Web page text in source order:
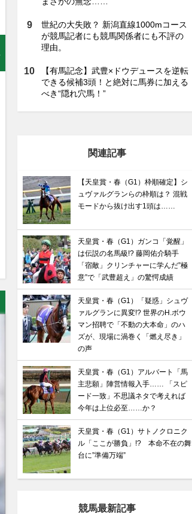
世紀の大失敗？ 新潟直線1000mコース
が競馬記者にも競馬関係者にも不評の
理由。
【有馬記念】武豊×ドウデュースを逆転
できる候補3頭！と絶対に馬券に加える
べき“隠れ穴馬！”
関連記事
【天皇賞・春（G1）枠順確定】シ
ュヴァルグランらの枠順は？ 混戦
モードから抜け出す1頭は……
天皇賞・春（G1）ガンコ「覚醒」
は伝説の名馬級!? 藤岡佑介騎手
「宿敵」クリンチャーに学んだ”極
意”で「武豊超え」の驚愕成績
天皇賞・春（G1）「疑惑」シュヴ
ァルグランに異変!? 世界のH.ボウ
マン招聘で「不動の大本命」のハ
ズが、現場に渦巻く「燃え尽き」
の声
天皇賞・春（G1）アルバート「馬
主悲願」陣営情報入手…… 「スピ
ード一致」不思議ネタで考えれば
今年は上位必至……か？
天皇賞・春（G1）サトノクロニク
ル「ここが勝負」!? 本命不在の舞
台に”準備万端”
競馬最新記事